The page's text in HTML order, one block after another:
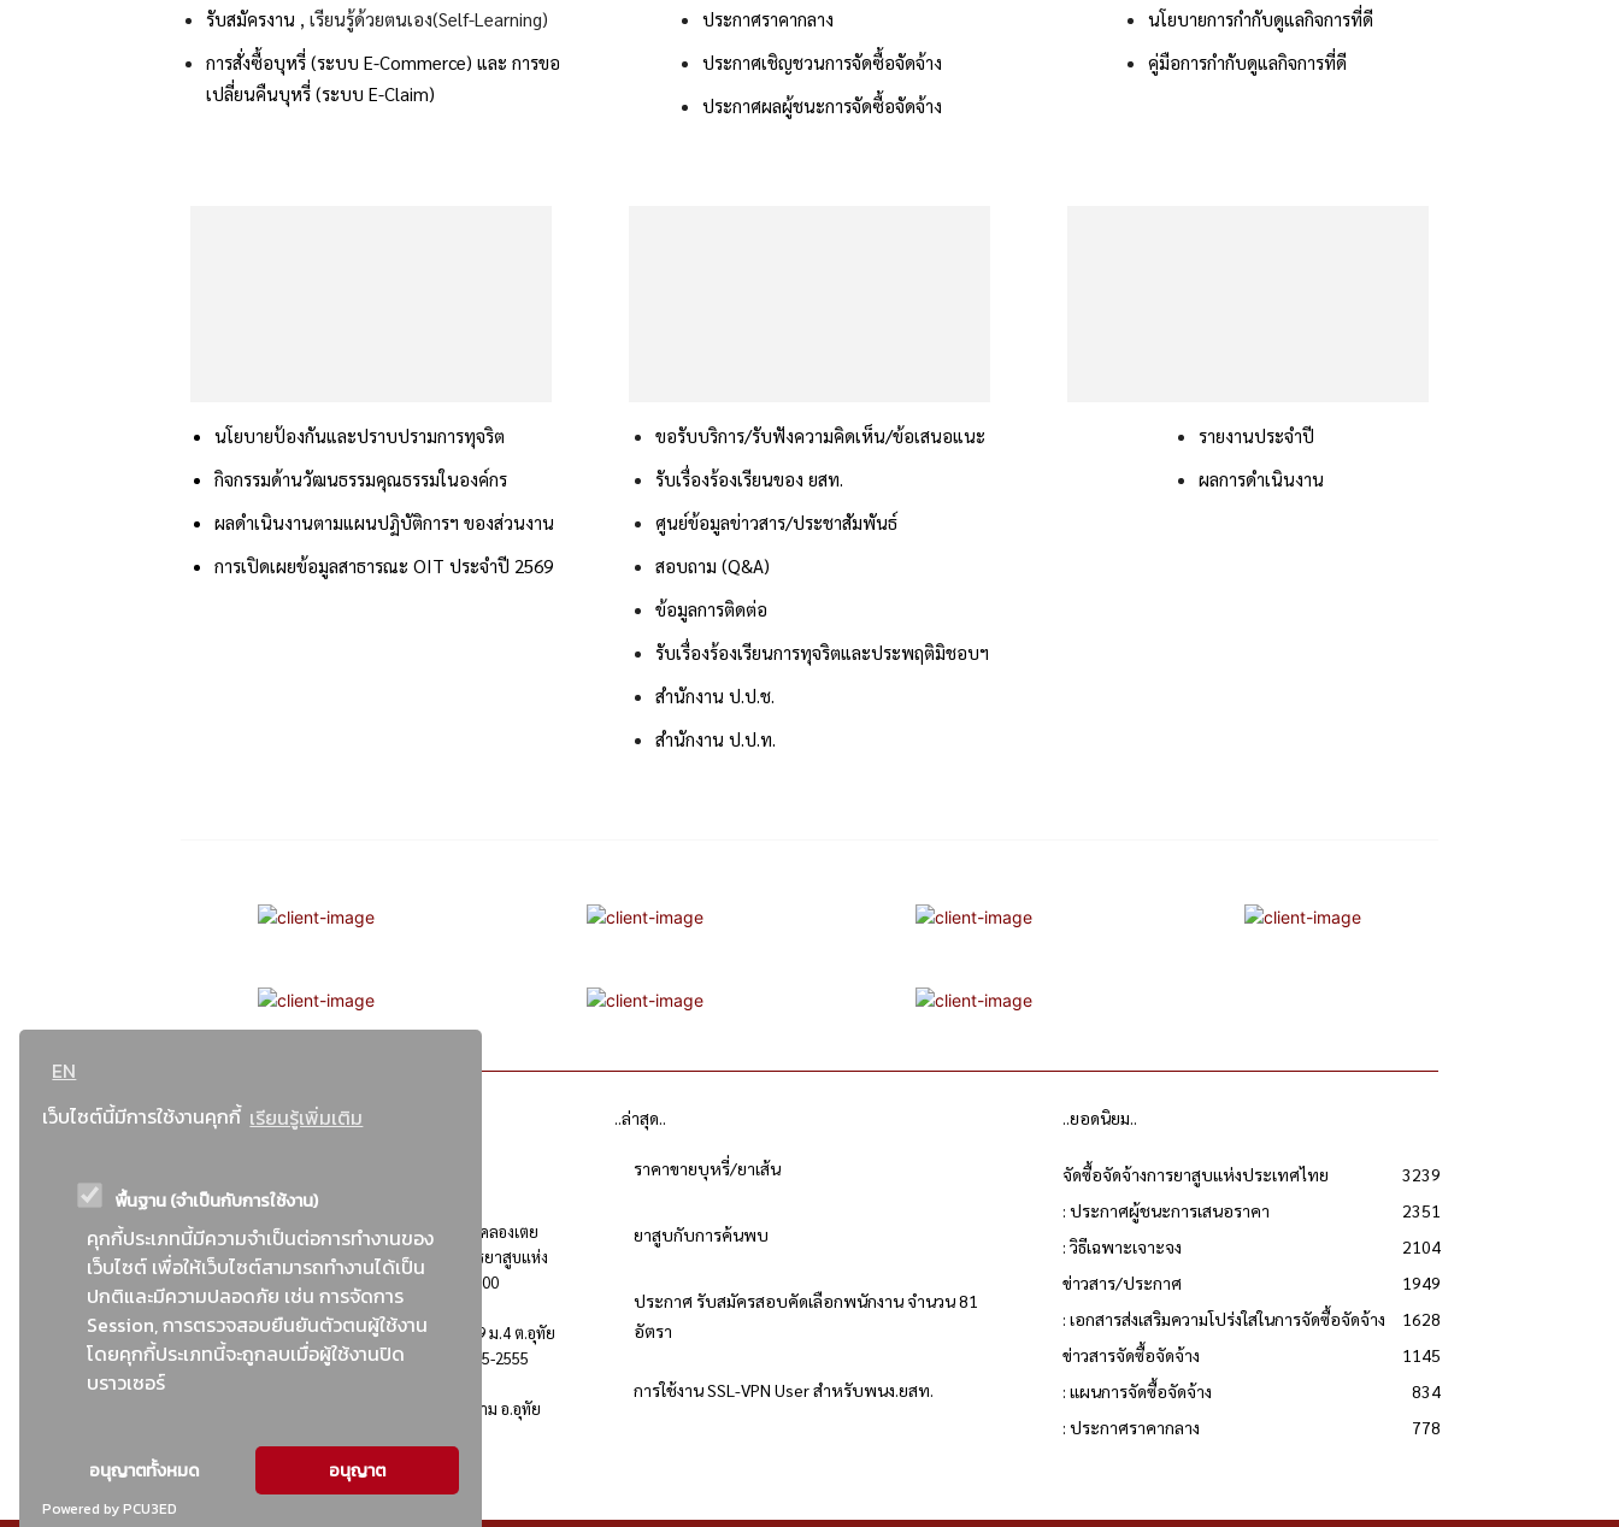
EN
เว็บไซต์นี้มีการใช้งานคุกกี้ เรียนรู้เพิ่มเติม
พื้นฐาน (จำเป็นกับการใช้งาน)
คุกกี้ประเภทนี้มีความจำเป็นต่อการทำงานของ
เว็บไซต์ เพื่อให้เว็บไซต์สามารถทำงานได้เป็น
ปกติและมีความปลอดภัย เช่น การจัดการ
Session, การตรวจสอบยืนยันตัวตนผู้ใช้งาน
โดยคุกกี้ประเภทนี้จะถูกลบเมื่อผู้ใช้งานปิด
บราวเซอร์
อนุญาตทั้งหมด อนุญาต
Powered by PCU3ED
รับสมัครงาน , เรียนรู้ด้วยตนเอง(Self-Learning)
การสั่งซื้อบุหรี่ (ระบบ E-Commerce) และ การขอ
เปลี่ยนคืนบุหรี่ (ระบบ E-Claim)
ประกาศราคากลาง
ประกาศเชิญชวนการจัดซื้อจัดจ้าง
ประกาศผลผู้ชนะการจัดซื้อจัดจ้าง
นโยบายการกำกับดูแลกิจการที่ดี
คู่มือการกำกับดูแลกิจการที่ดี
นโยบายป้องกันและปราบปรามการทุจริต
กิจกรรมด้านวัฒนธรรมคุณธรรมในองค์กร
ผลดำเนินงานตามแผนปฏิบัติการฯ ของส่วนงาน
การเปิดเผยข้อมูลสาธารณะ OIT ประจำปี 2569
ขอรับบริการ/รับฟังความคิดเห็น/ข้อเสนอแนะ
รับเรื่องร้องเรียนของ ยสท.
ศูนย์ข้อมูลข่าวสาร/ประชาสัมพันธ์
สอบถาม (Q&A)
ข้อมูลการติดต่อ
รับเรื่องร้องเรียนการทุจริตและประพฤติมิชอบฯ
สำนักงาน ป.ป.ช.
สำนักงาน ป.ป.ท.
รายงานประจำปี
ผลการดําเนินงาน
ที่อยู่ : 184 ถนนพระรามที่ 4 แขวงคลองเตย เขตคลองเตย
กรุงเทพมหานคร 10110 ติดต่อประชาสัมพันธ์ การยาสูบแห่ง
ประเทศไทย Call center โทร. 0-2229-1000
การยาสูบแห่งประเทศไทย พระนครศรีอยุธยา : 999 ม.4 ต.อุทัย
อ.อุทัย จ.พระนครศรีอยุธยา 13210 โทร. 0-3535-2555
อาคารบ้านพักพนักงานยาสูบ : 555 ม.9 ต.คานหาม อ.อุทัย
..ล่าสุด..
ราคาขายบุหรี่/ยาเส้น
ยาสูบกับการค้นพบ
ประกาศ รับสมัครสอบคัดเลือกพนักงาน จำนวน 81
อัตรา
การใช้งาน SSL-VPN User สำหรับพนง.ยสท.
..ยอดนิยม..
จัดซื้อจัดจ้างการยาสูบแห่งประเทศไทย
3239
: ประกาศผู้ชนะการเสนอราคา
2351
: วิธีเฉพาะเจาะจง
2104
ข่าวสาร/ประกาศ
1949
: เอกสารส่งเสริมความโปร่งใสในการจัดซื้อจัดจ้าง
1628
ข่าวสารจัดซื้อจัดจ้าง
1145
: แผนการจัดซื้อจัดจ้าง
834
: ประกาศราคากลาง
778